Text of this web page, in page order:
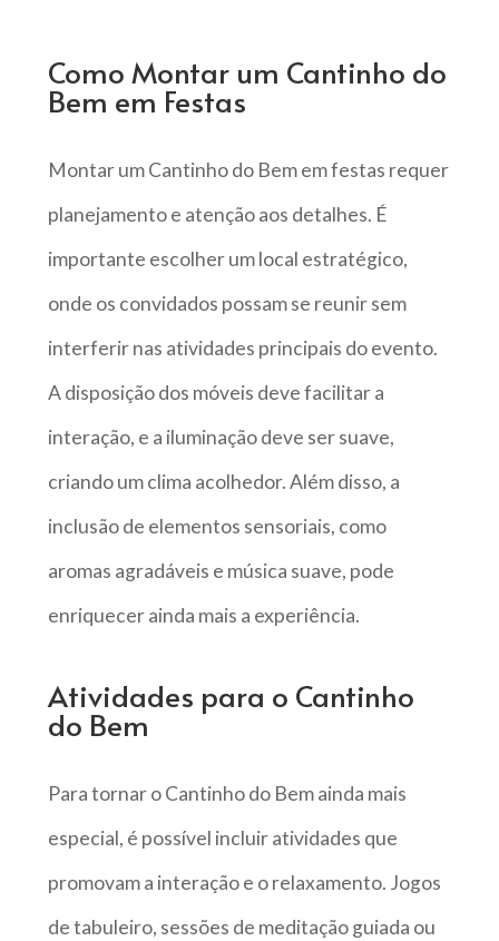
Como Montar um Cantinho do
Bem em Festas
Montar um Cantinho do Bem em festas requer
planejamento e atenção aos detalhes. É
importante escolher um local estratégico,
onde os convidados possam se reunir sem
interferir nas atividades principais do evento.
A disposição dos móveis deve facilitar a
interação, e a iluminação deve ser suave,
criando um clima acolhedor. Além disso, a
inclusão de elementos sensoriais, como
aromas agradáveis e música suave, pode
enriquecer ainda mais a experiência.
Atividades para o Cantinho
do Bem
Para tornar o Cantinho do Bem ainda mais
especial, é possível incluir atividades que
promovam a interação e o relaxamento. Jogos
de tabuleiro, sessões de meditação guiada ou